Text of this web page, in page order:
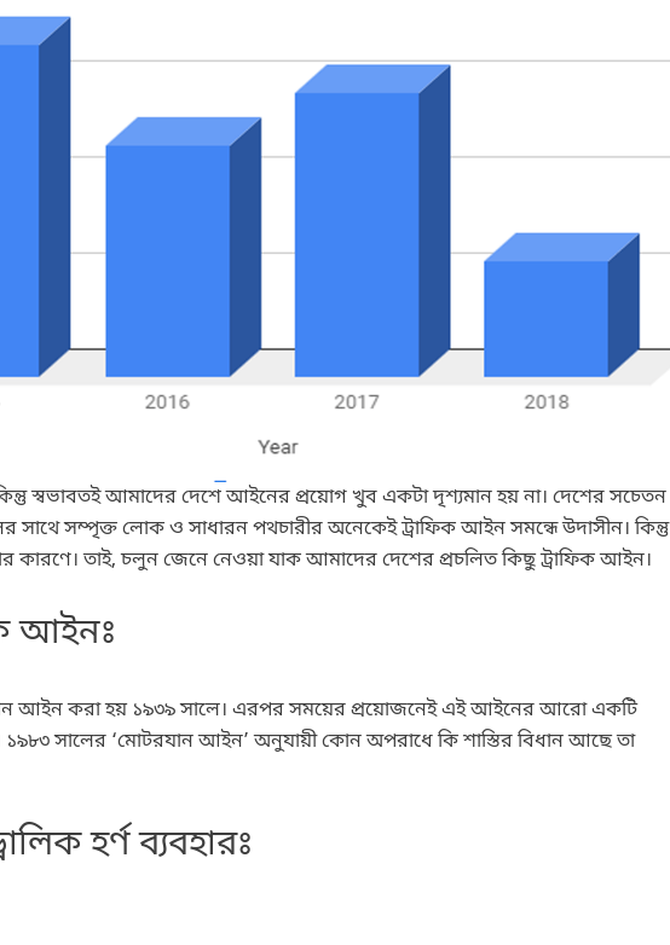
স্বভাবতই আমাদের দেশে আইনের প্রয়োগ খুব একটা দৃশ্যমান হয় না। দেশের সচেতন
সাথে সম্পৃক্ত লোক ও সাধারন পথচারীর অনেকেই ট্রাফিক আইন সমন্ধে উদাসীন। কিন্তু
কারণে। তাই, চলুন জেনে নেওয়া যাক আমাদের দেশের প্রচলিত কিছু ট্রাফিক আইন।
আইনঃ
আইন করা হয় ১৯৩৯ সালে। এরপর সময়ের প্রয়োজনেই এই আইনের আরো একটি
১৯৮৩ সালের ‘মোটরযান আইন’ অনুযায়ী কোন অপরাধে কি শাস্তির বিধান আছে তা
হর্ণ ব্যবহারঃ